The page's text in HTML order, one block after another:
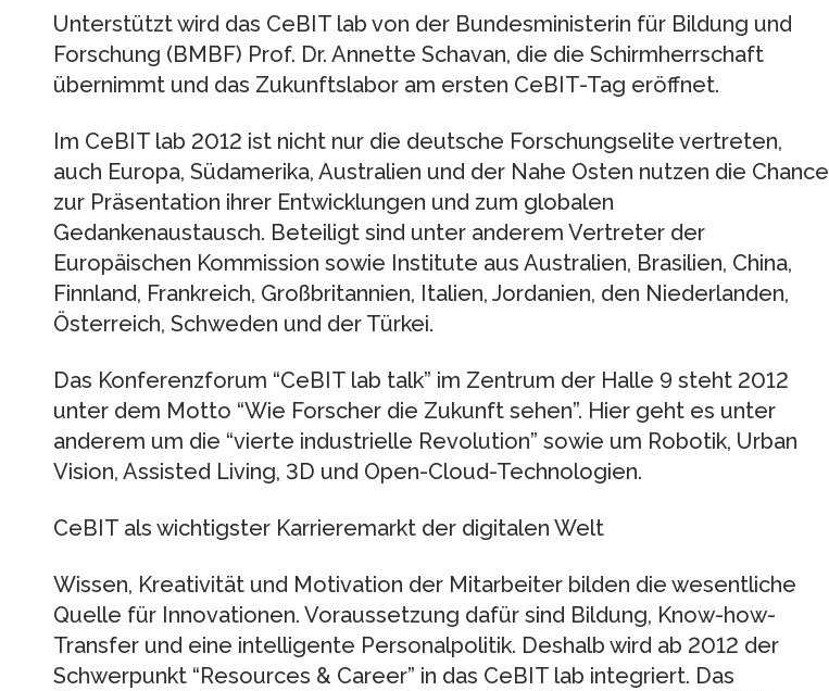
Unterstützt wird das CeBIT lab von der Bundesministerin für Bildung und
Forschung (BMBF) Prof. Dr. Annette Schavan, die die Schirmherrschaft
übernimmt und das Zukunftslabor am ersten CeBIT-Tag eröffnet.
Im CeBIT lab 2012 ist nicht nur die deutsche Forschungselite vertreten,
auch Europa, Südamerika, Australien und der Nahe Osten nutzen die Chance
zur Präsentation ihrer Entwicklungen und zum globalen
Gedankenaustausch. Beteiligt sind unter anderem Vertreter der
Europäischen Kommission sowie Institute aus Australien, Brasilien, China,
Finnland, Frankreich, Großbritannien, Italien, Jordanien, den Niederlanden,
Österreich, Schweden und der Türkei.
Das Konferenzforum “CeBIT lab talk” im Zentrum der Halle 9 steht 2012
unter dem Motto “Wie Forscher die Zukunft sehen”. Hier geht es unter
anderem um die “vierte industrielle Revolution” sowie um Robotik, Urban
Vision, Assisted Living, 3D und Open-Cloud-Technologien.
CeBIT als wichtigster Karrieremarkt der digitalen Welt
Wissen, Kreativität und Motivation der Mitarbeiter bilden die wesentliche
Quelle für Innovationen. Voraussetzung dafür sind Bildung, Know-how-
Transfer und eine intelligente Personalpolitik. Deshalb wird ab 2012 der
Schwerpunkt “Resources & Career” in das CeBIT lab integriert. Das